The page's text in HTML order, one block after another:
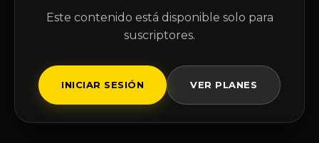
Este contenido está disponible solo para
suscriptores.
INICIAR SESIÓN VER PLANES